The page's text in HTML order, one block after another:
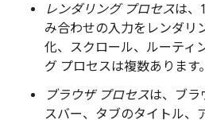
レンダリング プロセスは、
み合わせの入力をレンダリ
化、スクロール、ルーティ
グ プロセスは複数あります。
ブラウザ プロセスは、ブラ
スバー、タブのタイトル、